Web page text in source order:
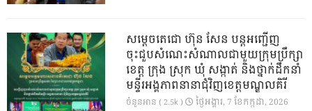
សម្តេចតេជោ ហ៊ុន សែន បន្តអញ្ជើញ
ចុះជួបសំណេះសំណាលជាមួយក្រុមប្រឹក្សា
ខេត្ត ក្រុង ស្រុក ឃុំ សង្កាត់ និងថ្នាក់ដឹកនាំ
មន្ទីរអង្គភាពនានាជុំវិញខេត្តមណ្ឌលគិរី
ចំនួនអាន ( 2.5k ) ថ្ងៃ​អង្គារ, 7 ខែ​កក្កដា, 2026